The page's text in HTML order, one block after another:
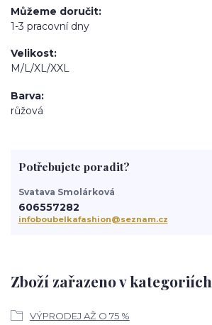
Můžeme doručit
1-3 pracovní dny
Velikost
M/L/XL/XXL
Barva
růžová
Zboží zařazeno v kategoriích
VÝPRODEJ AŽ O 75 %
Potřebujete poradit?
Svatava Smolárková
606557282
infoboubelkafashion@seznam.cz